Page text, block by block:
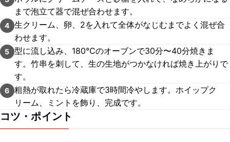
まで泡立て器で混ぜ合わせます。
4 生クリーム、卵、2を入れて全体がなじむまでよく混ぜ合
わせます。
5 型に流し込み、180℃のオーブンで30分〜40分焼きま
す。竹串を刺して、生の生地がつかなければ焼き上がりで
す。
6 粗熱が取れたら冷蔵庫で3時間冷やします。ホイップク
リーム、ミントを飾り、完成です。
コツ・ポイント